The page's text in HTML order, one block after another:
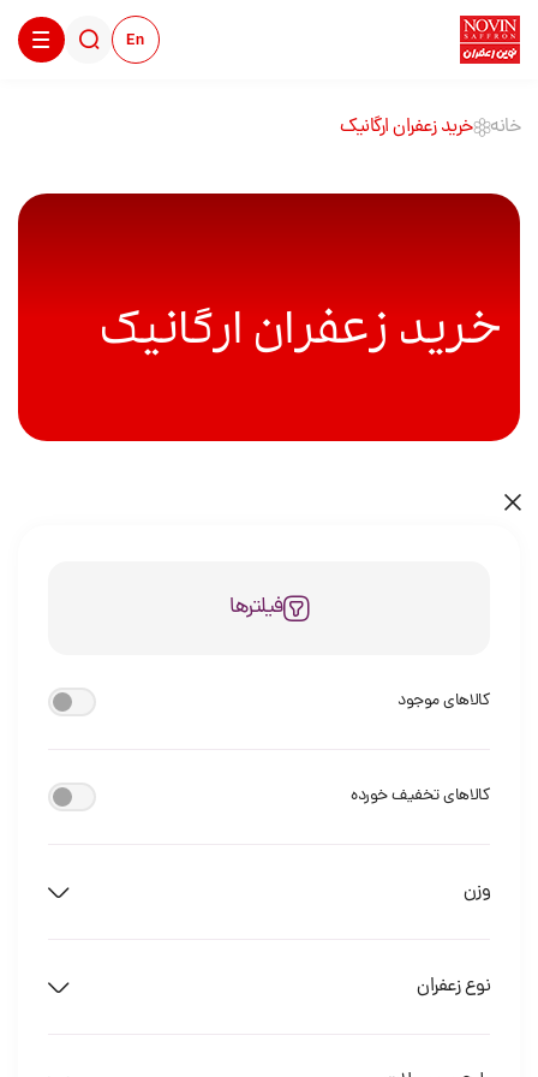
En
خانه خرید زعفران ارگانیک
خرید زعفران ارگانیک
فیلترها
کالاهای موجود
کالاهای تخفیف خورده
وزن
نوع زعفران